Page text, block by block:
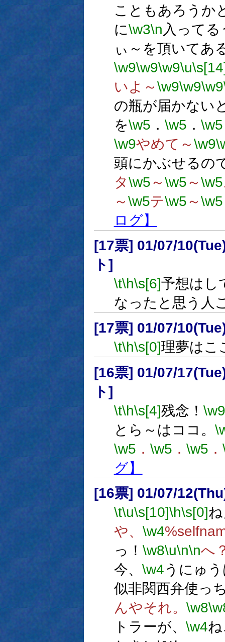
こともあろうか
に\w3\n 入って
ぃ～を頂いてあ
\w9\w9\w9\u
いよ～\w9\w9\w9
の瓶が届かない
を\w5 ． \w5 ． \w5
\w9やめて～\w9
頭にかぶせるの
タ\w5～\w5～\w5
～\w5テ\w5～\w5
ログ】
[17票] 01/07/
ト]
\t\h\s[6]予想はし
なったと思う人
[17票] 01/07/
\t\h\s[0]理夢はこ
[16票] 01/07/
ト]
\t\h\s[4]残念！ \w9
とら～はココ。
\w5 ． \w5 ． \w5 ．
グ】
[16票] 01/07/
\t\u\s[10]\h\s[0]
や、 \w4
っ！ \w8\u\n\nへ
今、 \w4うにゅ
似非関西弁使っ
んやそれ。 \w8
トラーが、 \w4